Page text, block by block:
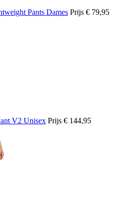
Pants Dames Prijs € 79,95
V2 Unisex Prijs € 144,95